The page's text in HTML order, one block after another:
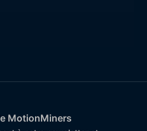
MotionMiners